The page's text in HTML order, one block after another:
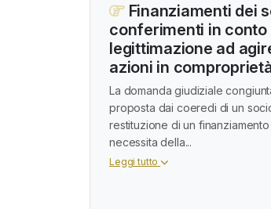
Finanziamenti dei
conferimenti in conto
legittimazione ad
azioni in
La domanda giudiziale
proposta dai coeredi di un
restituzione di un
necessita della...
Leggi tutto